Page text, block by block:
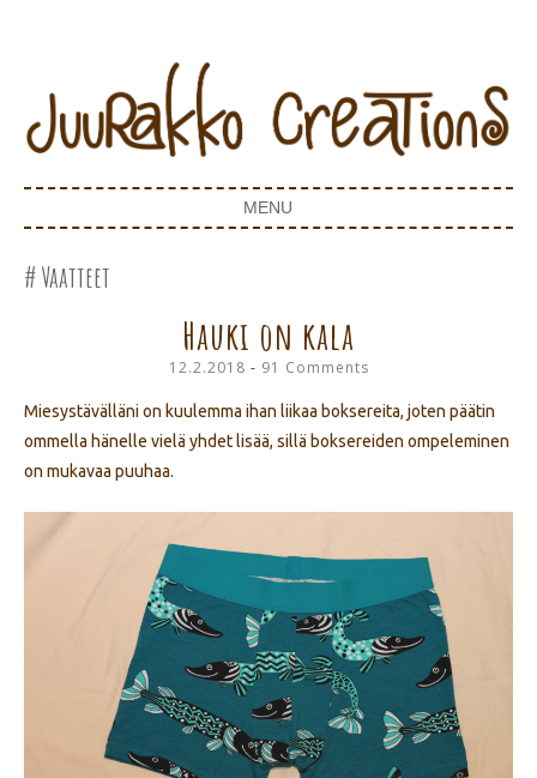
JUURAKKO CREATIONS
MENU
SKIP TO CONTENT
Vaatteet
Hauki on kala
12.2.2018 91 Comments
Miesystävälläni on kuulemma ihan liikaa boksereita, joten päätin
ommella hänelle vielä yhdet lisää, sillä boksereiden ompeleminen
on mukavaa puuhaa.